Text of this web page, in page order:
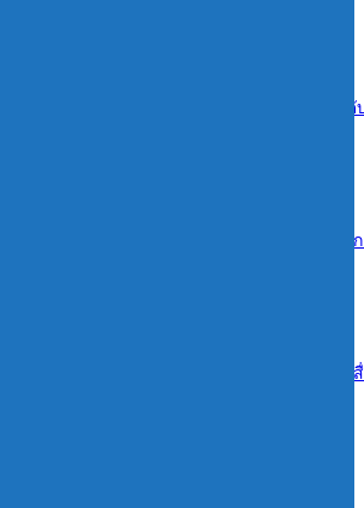
ล้านเปิดเกมรุก Sports & Wellness “RSPC”ยกระ
าคส่วน สานต่อ 13 ปี “CPRAM Green Life” #ปลูก
งใหญ่ ดึง BamBam ถ่ายทอดภาพลักษณ์ใหม่ ผ่าน